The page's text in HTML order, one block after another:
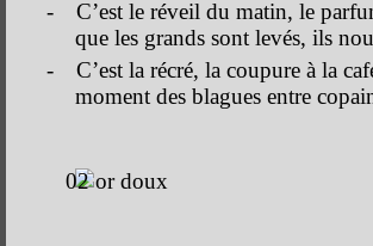
-
C’est le réveil du matin, le
que les grands sont levés, ils
-
C’est la récré, la coupure à la
moment des blagues entre